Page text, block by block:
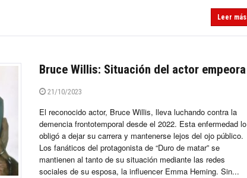
Leer más
Bruce Willis: Situación del actor empeora
21/10/2023
El reconocido actor, Bruce Willis, lleva luchando contra la
demencia frontotemporal desde el 2022. Esta enfermedad lo
obligó a dejar su carrera y mantenerse lejos del ojo público.
Los fanáticos del protagonista de “Duro de matar” se
mantienen al tanto de su situación mediante las redes
sociales de su esposa, la influencer Emma Heming. Sin...